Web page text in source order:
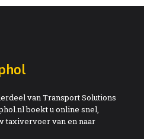
van Transport Solutions
boekt u online snel,
taxivervoer van en naar